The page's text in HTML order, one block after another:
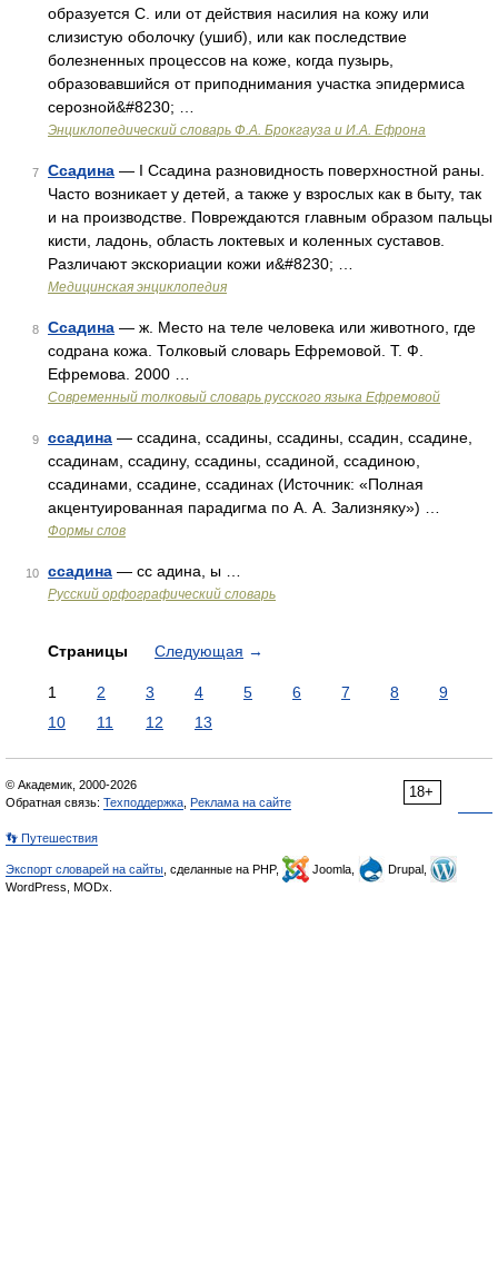
образуется С. или от действия насилия на кожу или
слизистую оболочку (ушиб), или как последствие
болезненных процессов на коже, когда пузырь,
образовавшийся от приподнимания участка эпидермиса
серозной&#8230; …
Энциклопедический словарь Ф.А. Брокгауза и И.А. Ефрона
7 Ссадина — I Ссадина разновидность поверхностной раны.
Часто возникает у детей, а также у взрослых как в быту, так
и на производстве. Повреждаются главным образом пальцы
кисти, ладонь, область локтевых и коленных суставов.
Различают экскориации кожи и&#8230; …
Медицинская энциклопедия
8 Ссадина — ж. Место на теле человека или животного, где
содрана кожа. Толковый словарь Ефремовой. Т. Ф.
Ефремова. 2000 …
Современный толковый словарь русского языка Ефремовой
9 ссадина — ссадина, ссадины, ссадины, ссадин, ссадине,
ссадинам, ссадину, ссадины, ссадиной, ссадиною,
ссадинами, ссадине, ссадинах (Источник: «Полная
акцентуированная парадигма по А. А. Зализняку») …
Формы слов
10 ссадина — сс адина, ы …
Русский орфографический словарь
Страницы Следующая →
1 2 3 4 5 6 7 8
9
10
11 12 13
18+
© Академик, 2000-2026
Обратная связь: Техподдержка Реклама на сайте
👣 Путешествия
Экспорт словарей на сайты , сделанные на PHP, Joomla,
Drupal,
WordPress, MODx.